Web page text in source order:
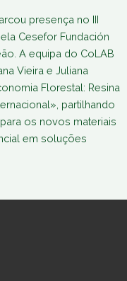
presença no III
Cesefor Fundación
A equipa do CoLAB
Vieira e Juliana
Florestal: Resina
partilhando
os novos materiais
em soluções